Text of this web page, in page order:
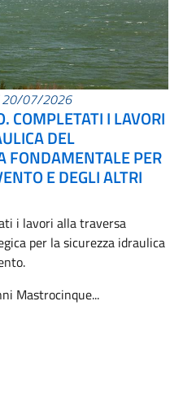
20/07/2026
COMPLETATI I LAVORI
DEL
FONDAMENTALE PER
E DEGLI ALTRI
i lavori alla traversa
per la sicurezza idraulica
Mastrocinque...